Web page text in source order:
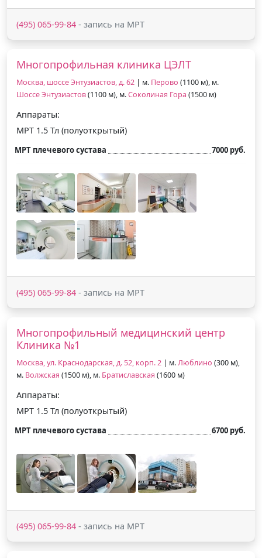
(495) 065-99-84 - запись на МРТ
Многопрофильная клиника ЦЭЛТ
Москва, шоссе Энтузиастов, д. 62 | м. Перово (1100 м), м.
Шоссе Энтузиастов(1100 м), м.Соколиная Гора (1500 м)
Аппараты:
МРТ 1.5 Тл (полуоткрытый)
МРТ плечевого сустава 7000 руб.
(495) 065-99-84 - запись на МРТ
Многопрофильный медицинский центр
Клиника №1
Москва, ул. Краснодарская, д. 52, корп. 2 | м.Люблино (300 м),
м. Волжская (1500 м), м. Братиславская (1600 м)
Аппараты:
МРТ 1.5 Тл (полуоткрытый)
МРТ плечевого сустава 6700 руб.
(495) 065-99-84 - запись на МРТ